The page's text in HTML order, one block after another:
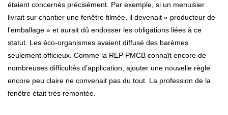
étaient concernés précisément. Par exemple, si un menuisier
livrait sur chantier une fenêtre filmée, il devenait « producteur de
l’emballage » et aurait dû endosser les obligations liées à ce
statut. Les éco-organismes avaient diffusé des barèmes
seulement officieux. Comme la REP PMCB connaît encore de
nombreuses difficultés d’application, ajouter une nouvelle règle
encore peu claire ne convenait pas du tout. La profession de la
fenêtre était très remontée.